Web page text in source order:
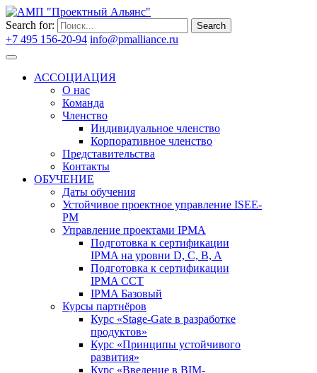
Search for: Search
+7 495 156-20-94 info@pmalliance.ru
АССОЦИАЦИЯ
О нас
Команда
Членство
Индивидуальное членство
Корпоративное членство
Представительства
Контакты
ОБУЧЕНИЕ
Даты обучения
Устойчивое проектное управление ISEE-
PM
Управление проектами IPMA
Подготовка к сертификации
IPMA на уровни D, C, B, A
Подготовка к сертификации
IPMA CCT
IPMA Базовый
Курсы партнёров
Курс «Stage-Gate в разработке
продуктов»
Курс «Принципы устойчивого
развития»
Курс «Введение в BIM-